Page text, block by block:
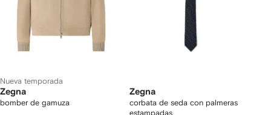
Nueva temporada
Zegna
bomber de gamuza
Zegna
corbata de seda con palmeras
estampadas